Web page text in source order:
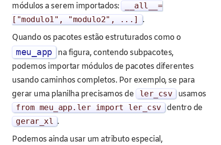
módulos a serem importados:
__all__ =
[ "modulo1" , "modulo2" , ...]
.
Quando os pacotes estão estruturados como o
meu_app
na figura, contendo subpacotes,
podemos importar módulos de pacotes diferentes
usando caminhos completos. Por exemplo, se para
gerar uma planilha precisamos de
ler_csv usamos
from meu_app. ler import ler_csv dentro de
gerar_xl .
Podemos ainda usar um atributo especial,